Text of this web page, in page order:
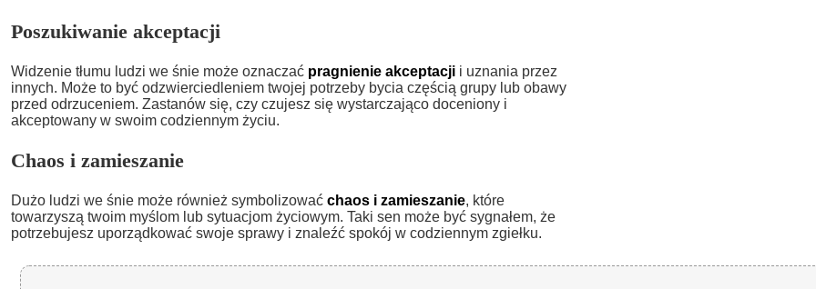
Poszukiwanie akceptacji
Widzenie tłumu ludzi we śnie może oznaczać pragnienie akceptacji i uznania przez
innych. Może to być odzwierciedleniem twojej potrzeby bycia częścią grupy lub obawy
przed odrzuceniem. Zastanów się, czy czujesz się wystarczająco doceniony i
akceptowany w swoim codziennym życiu.
Chaos i zamieszanie
Dużo ludzi we śnie może również symbolizować chaos i zamieszanie, które
towarzyszą twoim myślom lub sytuacjom życiowym. Taki sen może być sygnałem, że
potrzebujesz uporządkować swoje sprawy i znaleźć spokój w codziennym zgiełku.